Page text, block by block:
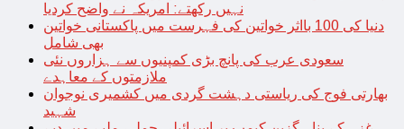
نہیں رکھتے: امریکہ نے واضح کردیا
دنیا کی 100 بااثر خواتین کی فہرست میں پاکستانی خواتین
بھی شامل
سعودی عرب کی پانچ بڑی کمپنیوں سے ہزاروں نئی
ملازمتوں کے معاہدے
بھارتی فوج کی ریاستی دہشت گردی میں کشمیری نوجوان
شہید